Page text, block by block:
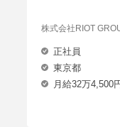
株式会社RIOT
正社員
東京都
月給32万4,500